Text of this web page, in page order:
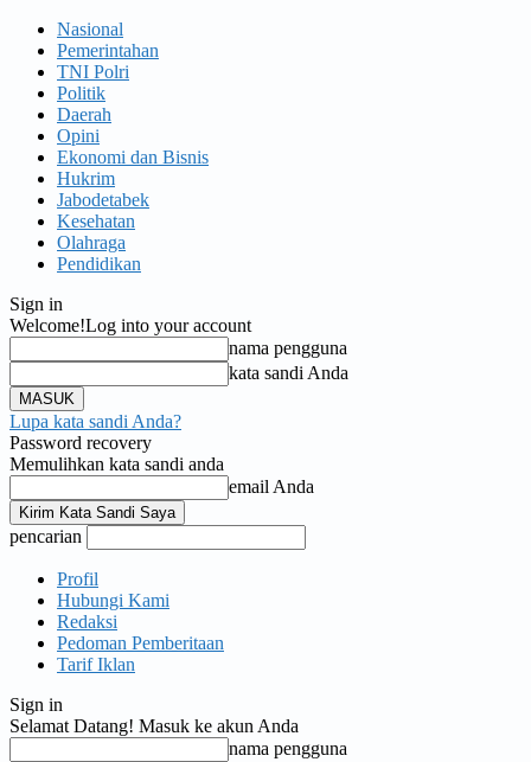
Nasional
Pemerintahan
TNI Polri
Politik
Daerah
Opini
Ekonomi dan Bisnis
Hukrim
Jabodetabek
Kesehatan
Olahraga
Pendidikan
Sign in
Welcome!Log into your account
nama pengguna
kata sandi Anda
Lupa kata sandi Anda?
Password recovery
Memulihkan kata sandi anda
email Anda
pencarian
Profil
Hubungi Kami
Redaksi
Pedoman Pemberitaan
Tarif Iklan
Sign in
Selamat Datang! Masuk ke akun Anda
nama pengguna